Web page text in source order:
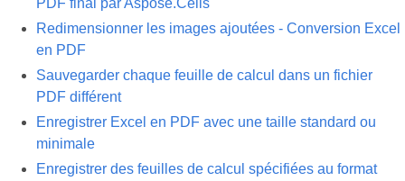
Redimensionner les images ajoutées - Conversion Excel
en PDF
Sauvegarder chaque feuille de calcul dans un fichier
PDF différent
Enregistrer Excel en PDF avec une taille standard ou
minimale
Enregistrer des feuilles de calcul spécifiées au format